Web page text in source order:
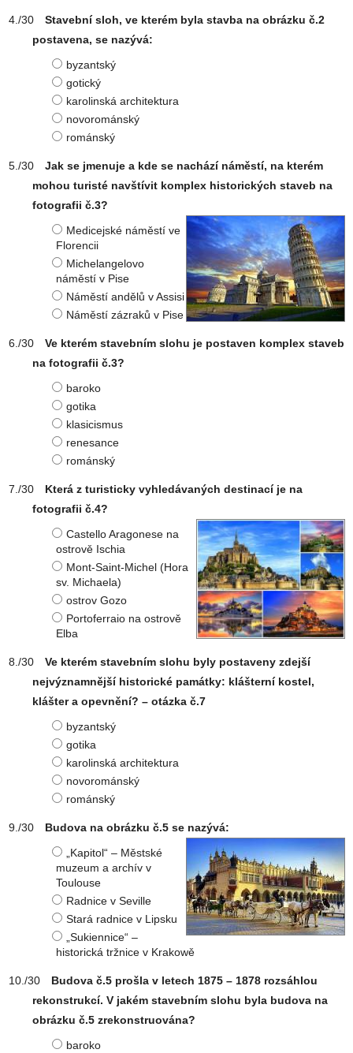
Stavební sloh, ve kterém byla stavba na obrázku č.2
postavena, se nazývá:
byzantský
gotický
karolinská architektura
novorománský
románský
Jak se jmenuje a kde se nachází náměstí, na kterém
mohou turisté navštívit komplex historických staveb na
fotografii č.3?
Medicejské náměstí ve
Florencii
Michelangelovo
náměstí v Pise
Náměstí andělů v Assisi
Náměstí zázraků v Pise
Ve kterém stavebním slohu je postaven komplex staveb
na fotografii č.3?
baroko
gotika
klasicismus
renesance
románský
Která z turisticky vyhledávaných destinací je na
fotografii č.4?
Castello Aragonese na
ostrově Ischia
Mont-Saint-Michel (Hora
sv. Michaela)
ostrov Gozo
Portoferraio na ostrově
Elba
Ve kterém stavebním slohu byly postaveny zdejší
nejvýznamnější historické památky: klášterní kostel,
klášter a opevnění? – otázka č.7
byzantský
gotika
karolinská architektura
novorománský
románský
Budova na obrázku č.5 se nazývá:
„Kapitol“ – Městské
muzeum a archív v
Toulouse
Radnice v Seville
Stará radnice v Lipsku
„Sukiennice“ –
historická tržnice v Krakowě
Budova č.5 prošla v letech 1875 – 1878 rozsáhlou
rekonstrukcí. V jakém stavebním slohu byla budova na
obrázku č.5 zrekonstruována?
baroko